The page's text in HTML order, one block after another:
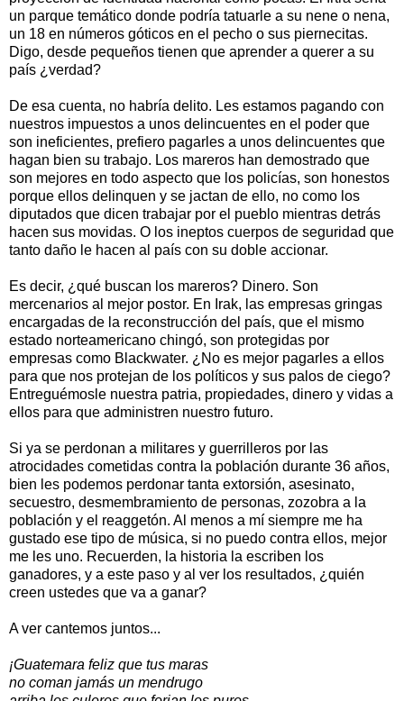
un parque temático donde podría tatuarle a su nene o nena,
un 18 en números góticos en el pecho o sus piernecitas.
Digo, desde pequeños tienen que aprender a querer a su
país ¿verdad?
De esa cuenta, no habría delito. Les estamos pagando con
nuestros impuestos a unos delincuentes en el poder que
son ineficientes, prefiero pagarles a unos delincuentes que
hagan bien su trabajo. Los mareros han demostrado que
son mejores en todo aspecto que los policías, son honestos
porque ellos delinquen y se jactan de ello, no como los
diputados que dicen trabajar por el pueblo mientras detrás
hacen sus movidas. O los ineptos cuerpos de seguridad que
tanto daño le hacen al país con su doble accionar.
Es decir, ¿qué buscan los mareros? Dinero. Son
mercenarios al mejor postor. En Irak, las empresas gringas
encargadas de la reconstrucción del país, que el mismo
estado norteamericano chingó, son protegidas por
empresas como Blackwater. ¿No es mejor pagarles a ellos
para que nos protejan de los políticos y sus palos de ciego?
Entreguémosle nuestra patria, propiedades, dinero y vidas a
ellos para que administren nuestro futuro.
Si ya se perdonan a militares y guerrilleros por las
atrocidades cometidas contra la población durante 36 años,
bien les podemos perdonar tanta extorsión, asesinato,
secuestro, desmembramiento de personas, zozobra a la
población y el reaggetón. Al menos a mí siempre me ha
gustado ese tipo de música, si no puedo contra ellos, mejor
me les uno. Recuerden, la historia la escriben los
ganadores, y a este paso y al ver los resultados, ¿quién
creen ustedes que va a ganar?
A ver cantemos juntos...
¡Guatemara feliz que tus maras
no coman jamás un mendrugo